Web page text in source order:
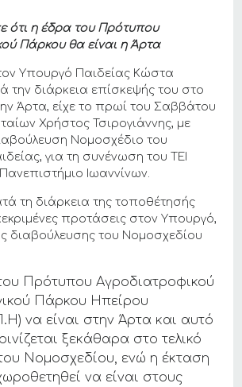
ότι η έδρα του Πρότυπου
Πάρκου θα είναι η Άρτα
Υπουργό Παιδείας Κώστα
την διάρκεια επίσκεψής του στο
Άρτα, είχε το πρωί του Σαββάτου
Χρήστος Τσιρογιάννης, με
Νομοσχέδιο του
για τη συνένωση του ΤΕΙ
Ιωαννίνων.
τη διάρκεια της τοποθέτησής
προτάσεις στον Υπουργό,
διαβούλευσης του Νομοσχεδίου
Πρότυπου Αγροδιατροφικού
Πάρκου Ηπείρου
να είναι στην Άρτα και αυτό
ξεκάθαρα στο τελικό
Νομοσχεδίου, ενώ η έκταση
να είναι στους